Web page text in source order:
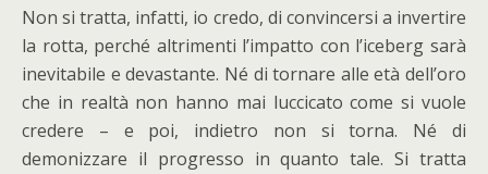
Non si tratta, infatti, io credo, di convincersi a invertire
la rotta, perché altrimenti l’impatto con l’iceberg sarà
inevitabile e devastante. Né di tornare alle età dell’oro
che in realtà non hanno mai luccicato come si vuole
credere – e poi, indietro non si torna. Né di
demonizzare il progresso in quanto tale. Si tratta